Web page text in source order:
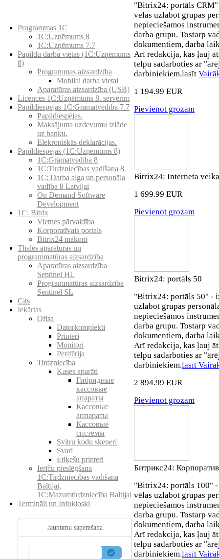
Programmas 1C
1C:Uzņēmums 8
1C:Uzņēmums 7.7
Papildu darba vietas (1C:Uzņēmums
8)
Programmas aizsardzība
Mobilai darba vietai
Aparatūras aizsardzība (USB)
Licences 1C:Uzņēmums 8. serverim
Papildiespējas 1C:Grāmatvedība 7.7
Papildiespējas.
Maksājuma uzdevumu izlāde
uz banku.
Elekroniskās deklarācijas.
Papildiespējas (1C:Uzņēmums 8)
1C:Grāmatvedība 8
1C:Tirdzniecības vadīšana 8
1С: Darba alga un personāla
vadība 8 Latvijai
On Demand Software
Development
1C: Bitrix
Vietnes pārvaldība
Korporatīvais portals
Bitrix24 mākonī
Thales aparatūras un
programmatūras aizsardzība
Aparatūras aizsardzība
Sentinel HL
Programmatūras aizsardzība
Sentinel SL
Cits
Iekārtas
Ofisa
Datorkomplekti
Printeri
Monitori
Perifērija
Tirdzniecība
Kases aparāti
Гибридные
кассовые
апараты
Кассовые
аппараты
Кассовые
системы
Svītru kodu skeneri
Svari
Etiķešu printeri
Ierīču pieslēgšana
1C:Tirdzniecības vadīšana
Baltijai,
1C:Mazumtirdzniecība Baltijai
Termināli un Infokioski
Jaunumu saņemšana
"Bitrix24: portāls
vēlas uzlabot grupas
nepieciešamos
darba grupu. Tostarp
dokumentiem, darba
Arī redakcija, kas ļauj
telpu sadarboties ar
darbiniekiem.lasīt
1 194.99 EUR
Pievienot grozam
Bitrix24: Interneta
1 699.99 EUR
Pievienot grozam
Bitrix24: portāls 50
"Bitrix24: portāls 50" -
uzlabot grupas
nepieciešamos
darba grupu. Tostarp
dokumentiem, darba
Arī redakcija, kas ļauj
telpu sadarboties ar
darbiniekiem.lasīt
2 894.99 EUR
Pievienot grozam
Битрикс24:
"Bitrix24: portāls 100"
vēlas uzlabot grupas
nepieciešamos
darba grupu. Tostarp
dokumentiem, darba
Arī redakcija, kas ļauj
telpu sadarboties ar
darbiniekiem.lasīt